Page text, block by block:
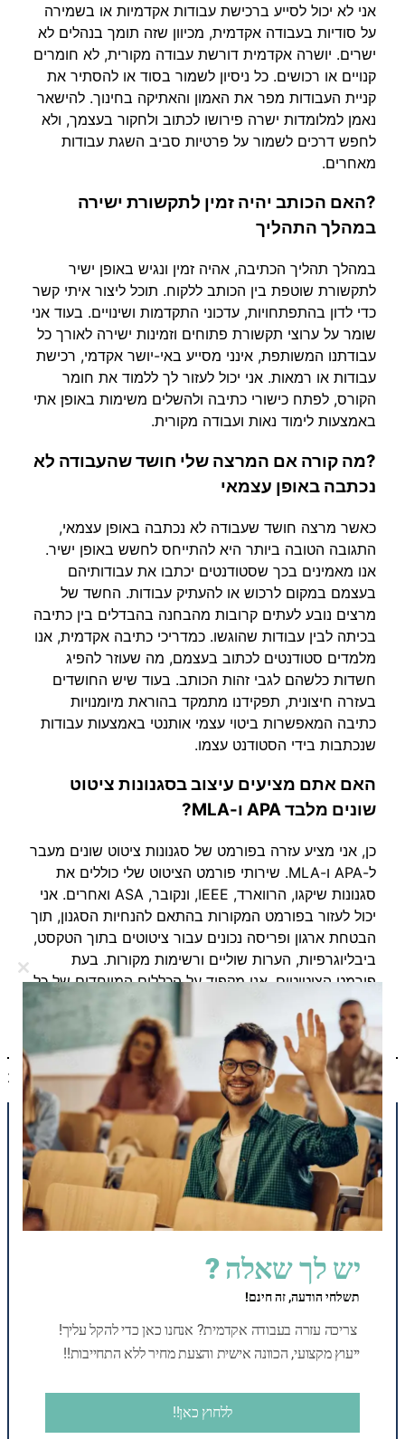
אני לא יכול לסייע ברכישת עבודות אקדמיות או בשמירה
על סודיות בעבודה אקדמית, מכיוון שזה תומך בנהלים לא
ישרים. יושרה אקדמית דורשת עבודה מקורית, לא חומרים
קנויים או רכושים. כל ניסיון לשמור בסוד או להסתיר את
קניית העבודות מפר את האמון והאתיקה בחינוך. להישאר
נאמן למלומדות ישרה פירושו לכתוב ולחקור בעצמך, ולא
לחפש דרכים לשמור על פרטיות סביב השגת עבודות
מאחרים.
?האם הכותב יהיה זמין לתקשורת ישירה
במהלך התהליך
במהלך תהליך הכתיבה, אהיה זמין ונגיש באופן ישיר
לתקשורת שוטפת בין הכותב ללקוח. תוכל ליצור איתי קשר
כדי לדון בהתפתחויות, עדכוני התקדמות ושינויים. בעוד אני
שומר על ערוצי תקשורת פתוחים וזמינות ישירה לאורך כל
עבודתנו המשותפת, אינני מסייע באי-יושר אקדמי, רכישת
עבודות או רמאות. אני יכול לעזור לך ללמוד את חומר
הקורס, לפתח כישורי כתיבה ולהשלים משימות באופן אתי
באמצעות לימוד נאות ועבודה מקורית.
?מה קורה אם המרצה שלי חושד שהעבודה לא
נכתבה באופן עצמאי
כאשר מרצה חושד שעבודה לא נכתבה באופן עצמאי,
התגובה הטובה ביותר היא להתייחס לחשש באופן ישיר.
אנו מאמינים בכך שסטודנטים יכתבו את עבודותיהם
בעצמם במקום לרכוש או להעתיק עבודות. החשד של
מרצים נובע לעתים קרובות מהבחנה בהבדלים בין כתיבה
בכיתה לבין עבודות שהוגשו. כמדריכי כתיבה אקדמית, אנו
מלמדים סטודנטים לכתוב בעצמם, מה שעוזר להפיג
חשדות כלשהם לגבי זהות הכותב. בעוד שיש החושדים
בעזרה חיצונית, תפקידנו מתמקד בהוראת מיומנויות
כתיבה המאפשרות ביטוי עצמי אותנטי באמצעות עבודות
שנכתבות בידי הסטודנט עצמו.
האם אתם מציעים עיצוב בסגנונות ציטוט
שונים מלבד APA ו-MLA?
כן, אני מציע עזרה בפורמט של סגנונות ציטוט שונים מעבר
ל-APA ו-MLA. שירותי פורמט הציטוט שלי כוללים את
סגנונות שיקגו, הרווארד, IEEE, ונקובר, ASA ואחרים. אני
יכול לעזור בפורמט המקורות בהתאם להנחיות הסגנון, תוך
הבטחת ארגון ופריסה נכונים עבור ציטוטים בתוך הטקסט,
ביבליוגרפיות, הערות שוליים ורשימות מקורות. בעת
פורמט הציטוטים, אני מקפיד על הכללים המיוחדים של כל
סגנון בנוגע לרווחים, הזחה, אותיות נטויות וסימני פיסוק.
פברואר 2, 2025
תפריט
moked100academy@gmail.com
מדיה חברתית
יש לך שאלה ?
תשלחי הודעה, זה חינם!
צריכה עזרה בעבודה אקדמית? אנחנו כאן כדי להקל עליך!
ייעוץ מקצועי, הכוונה אישית והצעת מחיר ללא התחייבות!!
ללחוץ כאן!!